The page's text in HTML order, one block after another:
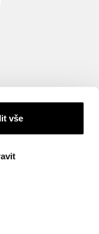
vše